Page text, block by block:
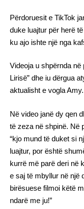
Përdoruesit e TikTok
duke luajtur për herë
ku ajo ishte një nga
Videoja u shpërnda në
Lirisë” dhe iu dërgua
aktualisht e vogla Amy.
Në video janë dy qen
të zeza në shpinë. Në
“kjo mund të duket si
luajtur, por është
kurrë më parë deri në
e saj të mbyllur në një
birësuese filmoi këtë
ndarë me ju!”